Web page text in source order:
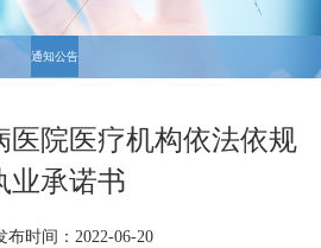
通知公告
医院医疗机构依法依规
业承诺书
布时间：2022-06-20